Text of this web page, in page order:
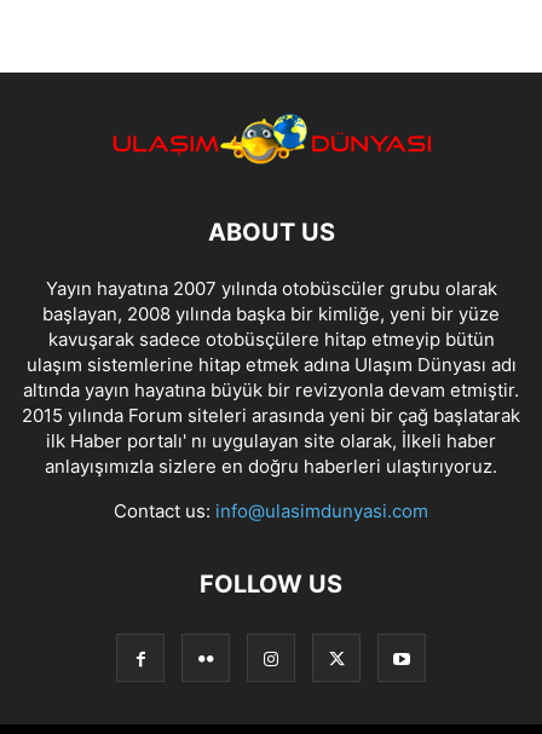
ABOUT US
Yayın hayatına 2007 yılında otobüscüler grubu olarak
başlayan, 2008 yılında başka bir kimliğe, yeni bir yüze
kavuşarak sadece otobüsçülere hitap etmeyip bütün
ulaşım sistemlerine hitap etmek adına Ulaşım Dünyası adı
altında yayın hayatına büyük bir revizyonla devam etmiştir.
2015 yılında Forum siteleri arasında yeni bir çağ başlatarak
ilk Haber portalı' nı uygulayan site olarak, İlkeli haber
anlayışımızla sizlere en doğru haberleri ulaştırıyoruz.
Contact us: info@ulasimdunyasi.com
FOLLOW US